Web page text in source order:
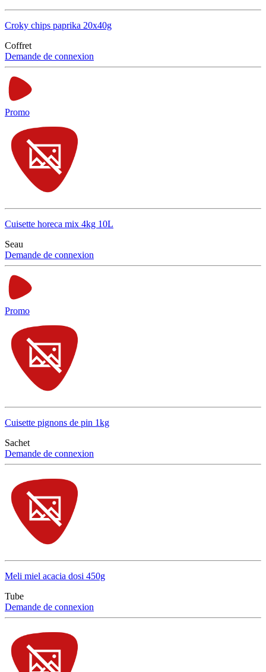
Croky chips paprika 20x40g
Coffret
Demande de connexion
Promo
Cuisette horeca mix 4kg 10L
Seau
Demande de connexion
Promo
Cuisette pignons de pin 1kg
Sachet
Demande de connexion
Meli miel acacia dosi 450g
Tube
Demande de connexion